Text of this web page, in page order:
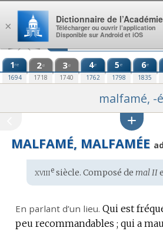
Aller au contenu
1re
1694
2e
1718
3e
1740
4e
1762
5e
1798
6e
1835
malfamé, -
MALFAMÉ, MALFAMÉE
Étymologie
:
xviiiesiècle. Composé de mal II
En parlant d’un lieu. Qui est
peu recommandables ; qui a
×
Dictionnaire de l’Académie
Télécharger ou ouvrir l’application
Disponible sur Android et iOS